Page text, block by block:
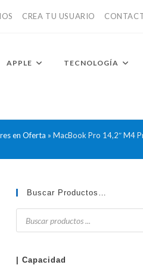
CREA TU USUARIO
APPLE TECNOLOGÍA
en Oferta » MacBook Pro 14,2″ M4
Buscar Productos…
Búsqueda
productos
| Capacidad